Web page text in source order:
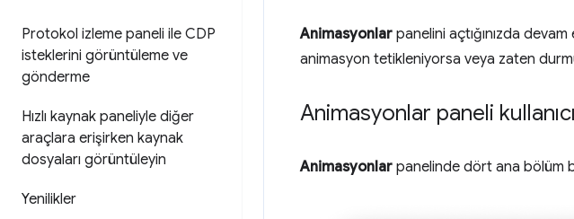
Protokol izleme paneli ile CDP
isteklerini görüntüleme ve
gönderme
Hızlı kaynak paneliyle diğer
araçlara erişirken kaynak
dosyaları görüntüleyin
Yenilikler
Animasyonlar panelini açtığınızda
animasyon tetikleniyorsa veya zaten
Animasyonlar paneli
Animasyonlar panelinde dört ana bölüm